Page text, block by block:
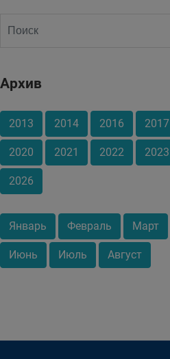
Архив
2013 2014 2016 2017
2020 2021 2022 2023
2026
Январь Февраль Март
Июнь Июль Август